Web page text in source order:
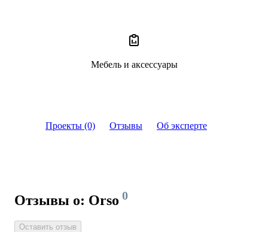
Проекты (0) Отзывы Об эксперте
Отзывы о: Orso 0
Оставить отзыв
Мебель и аксессуары